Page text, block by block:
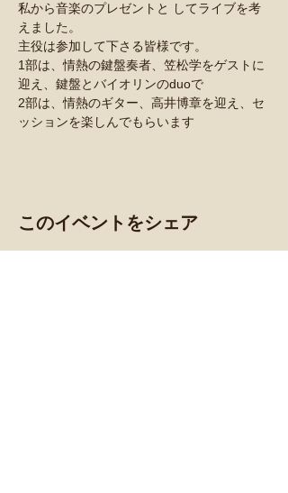
私から音楽のプレゼントと してライブを考
えました。
主役は参加して下さる皆様です。
1部は、情熱の鍵盤奏者、笠松学をゲストに
迎え、鍵盤とバイオリンのduoで
2部は、情熱のギター、高井博章を迎え、セ
ッションを楽しんでもらいます
このイベントをシェア